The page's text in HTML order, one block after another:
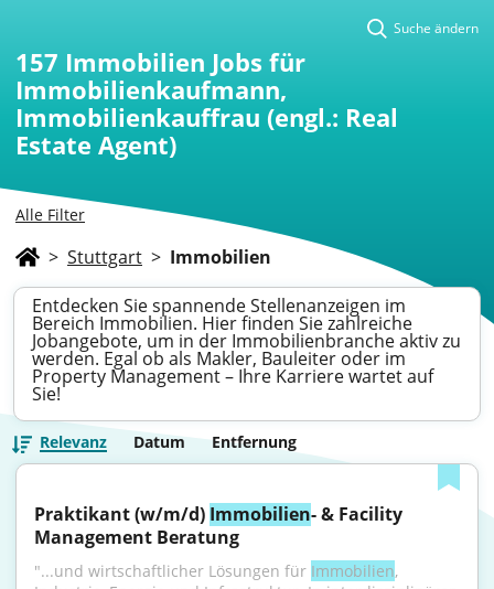
Alle Filter
Suche ändern
157 Immobilien Jobs für
Immobilienkaufmann,
Immobilienkauffrau (engl.: Real
Estate Agent)
> Stuttgart > Immobilien
Entdecken Sie spannende Stellenanzeigen im
Bereich Immobilien. Hier finden Sie zahlreiche
Jobangebote, um in der Immobilienbranche aktiv zu
werden. Egal ob als Makler, Bauleiter oder im
Property Management – Ihre Karriere wartet auf
Sie!
Relevanz Datum Entfernung
Praktikant (w/m/d) Immobilien- & Facility
Management Beratung
"...und wirtschaftlicher Lösungen für Immobilien,